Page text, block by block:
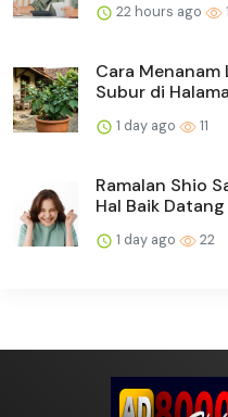
22 hours ago
Cara Menanam
Subur di
1 day ago 11
Ramalan Shio
Hal Baik
1 day ago 22